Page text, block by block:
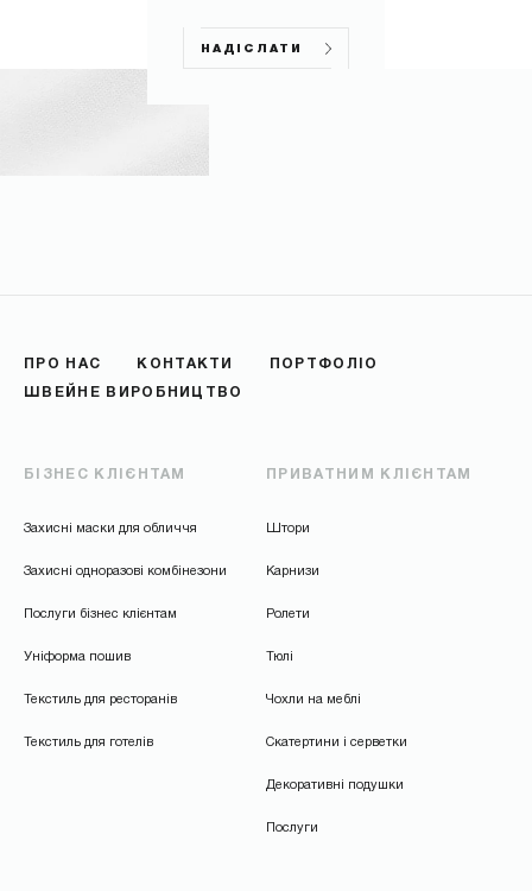
НАДІСЛАТИ
ПРО НАС КОНТАКТИ
ПОРТФОЛІО
ШВЕЙНЕ ВИРОБНИЦТВО
БІЗНЕС КЛІЄНТАМ
Захисні маски для обличчя
Захисні одноразові комбінезони
Послуги бізнес клієнтам
Уніформа пошив
Текстиль для ресторанів
Текстиль для готелів
ПРИВАТНИМ КЛІЄНТАМ
Штори
Карнизи
Ролети
Тюлі
Чохли на меблі
Скатертини і серветки
Декоративні подушки
Послуги